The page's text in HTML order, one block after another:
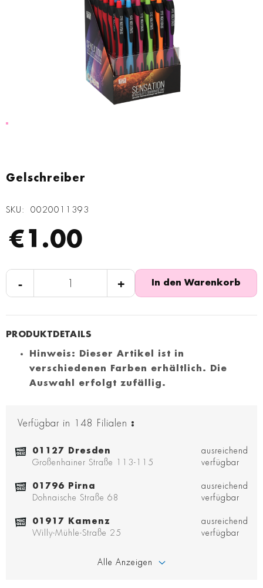
Gelschreiber
SKU 0020011393
€1.00
- + In den Warenkorb
Hinweis: Dieser Artikel ist in
verschiedenen Farben erhältlich. Die
Auswahl erfolgt zufällig.
Verfügbar in 148 Filialen :
01127 Dresden
Großenhainer Straße 113-115
ausreichend
verfügbar
01796 Pirna
Dohnaische Straße 68
ausreichend
verfügbar
01917 Kamenz
Willy-Mühle-Straße 25
ausreichend
verfügbar
Alle Anzeigen
Anfang
springen